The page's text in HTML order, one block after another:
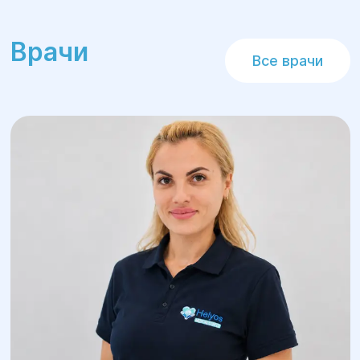
здоровья и реабилитации «Гелиос».
Врачи Все врачи